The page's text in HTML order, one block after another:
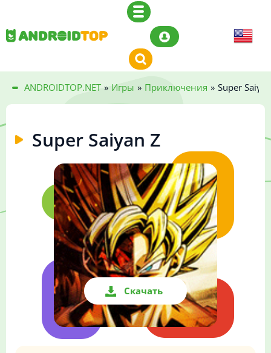
ANDROIDTOP.NET » Игры » Приключения » Super
Super Saiyan Z
Скачать